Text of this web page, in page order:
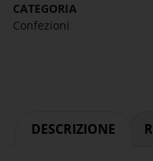
CATEGORIA
Confezioni
DESCRIZIONE